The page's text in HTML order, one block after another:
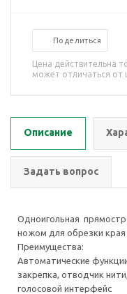
Поделиться
Цена действительна
может отличаться от
Описание
Задать вопрос
Одноигольная
ножом для обрезки
Преимущества:
Автоматические
закрепка, отводчик
голосовой интерфейс